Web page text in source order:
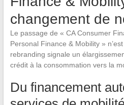
changement de
Le passage de « CA Consumer
Personal Finance & Mobility »
rebranding signale un
crédit à la consommation vers la
Du financement